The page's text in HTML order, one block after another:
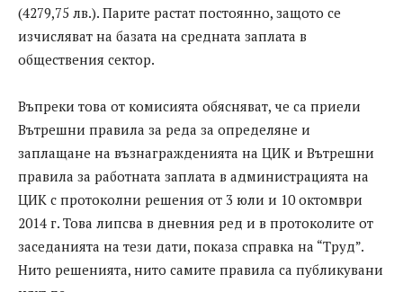
(4279,75 лв.). Парите растат постоянно, защото се
изчисляват на базата на средната заплата в
обществения сектор.
Въпреки това от комисията обясняват, че са приели
Вътрешни правила за реда за определяне и
заплащане на възнагражденията на ЦИК и Вътрешни
правила за работната заплата в администрацията на
ЦИК с протоколни решения от 3 юли и 10 октомври
2014 г. Това липсва в дневния ред и в протоколите от
заседанията на тези дати, показа справка на “Труд”.
Нито решенията, нито самите правила са публикувани